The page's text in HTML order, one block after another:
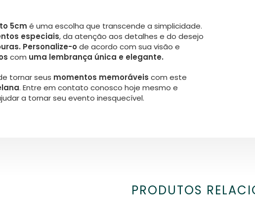
5cm é uma escolha que transcende a simplicidade.
especiais, da atenção aos detalhes e do desejo
Personalize-ode acordo com sua visão e
com uma lembrança única e elegante.
tornar seus momentos memoráveis com este
. Entre em contato conosco hoje mesmo e
a tornar seu evento inesquecível.
PRODUTOS